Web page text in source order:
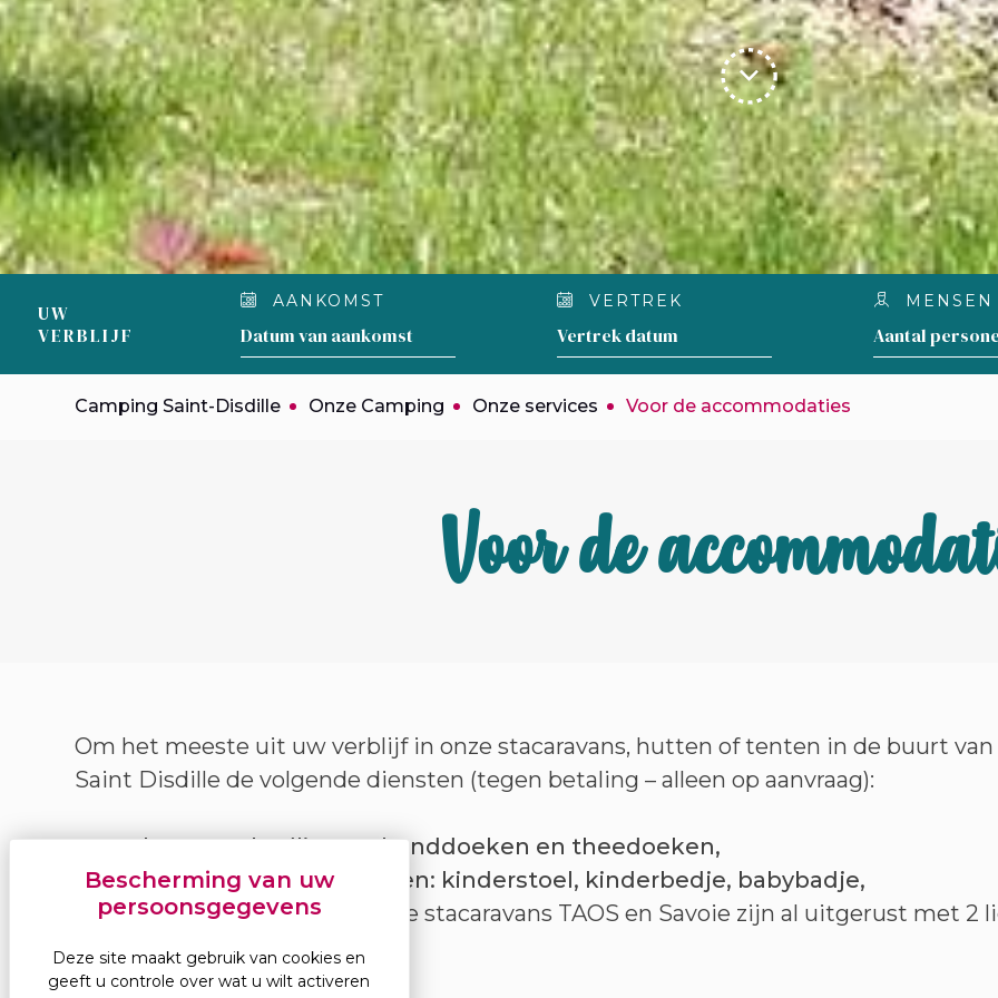
UW
VERBLIJF
AANKOMST VERTREK MENSEN
Camping Saint-Disdille Onze Camping Onze services Voor de accommodaties
Voor de
Om het meeste uit uw verblijf in onze stacaravans, hutten of tenten in de buurt
Saint Disdille de volgende diensten (tegen betaling – alleen op aanvraag):
Verhuur van bedlinnen, handdoeken en theedoeken,
Verhuur van babypakketten: kinderstoel, kinderbedje, babybadje,
Verhuur van ligstoelen. Onze stacaravans TAOS en Savoie zijn al uitgerust met 2
Schoonmaak.
Deze site maakt gebruik van cookies en
geeft u controle over wat u wilt activeren